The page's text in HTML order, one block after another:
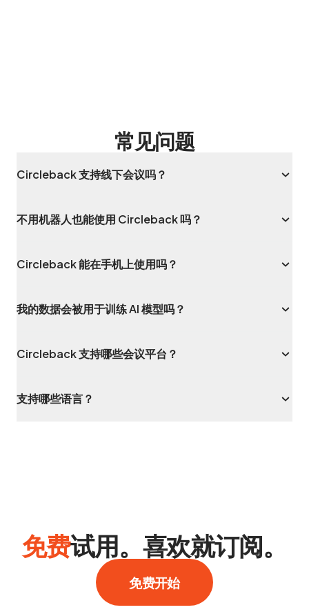
常见问题
Circleback 支持线下会议吗？
不用机器人也能使用 Circleback 吗？
Circleback 能在手机上使用吗？
我的数据会被用于训练 AI 模型吗？
Circleback 支持哪些会议平台？
支持哪些语言？
免费试用。喜欢就订阅。
免费开始